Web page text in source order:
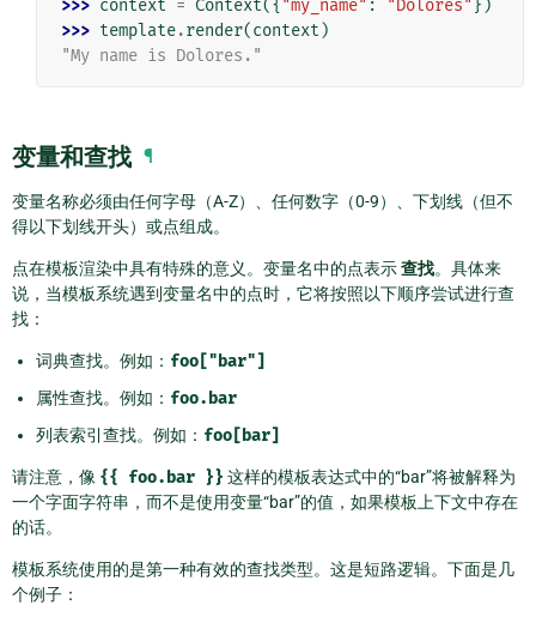
>>> context = Context({ "my_name" : "Dolores" })
>>> template.render(context )
"My name is Dolores."
变量和查找 ¶
变量名称必须由任何字母（A-Z）、任何数字（0-9）、下划线（但不
得以下划线开头）或点组成。
点在模板渲染中具有特殊的意义。变量名中的点表示查找。具体来
说，当模板系统遇到变量名中的点时，它将按照以下顺序尝试进行查
找：
词典查找。例如： foo["bar"]
属性查找。例如： foo.bar
列表索引查找。例如： foo[bar]
请注意，像 {{ foo.bar }} 这样的模板表达式中的“bar”将被解释为
一个字面字符串，而不是使用变量“bar”的值，如果模板上下文中存在
的话。
模板系统使用的是第一种有效的查找类型。这是短路逻辑。下面是几
个例子：